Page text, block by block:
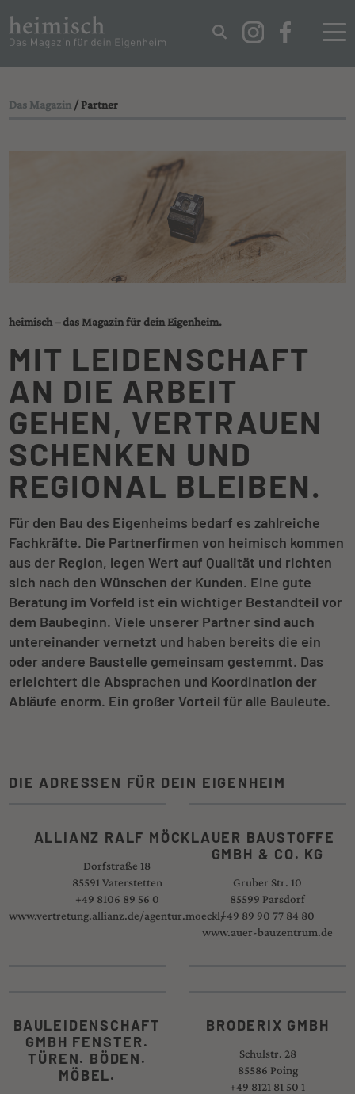
DATENSCHUTZ
Das Magazin / Partner
heimisch – das Magazin für dein Eigenheim.
MIT LEIDENSCHAFT
AN DIE ARBEIT
GEHEN, VERTRAUEN
SCHENKEN UND
REGIONAL BLEIBEN.
Für den Bau des Eigenheims bedarf es zahlreiche
Fachkräfte. Die Partnerfirmen von heimisch kommen
aus der Region, legen Wert auf Qualität und richten
sich nach den Wünschen der Kunden. Eine gute
Beratung im Vorfeld ist ein wichtiger Bestandteil vor
dem Baubeginn. Viele unserer Partner sind auch
untereinander vernetzt und haben bereits die ein
oder andere Baustelle gemeinsam gestemmt. Das
erleichtert die Absprachen und Koordination der
Abläufe enorm. Ein großer Vorteil für alle Bauleute.
DIE ADRESSEN FÜR DEIN EIGENHEIM
ALLIANZ RALF MÖCKL
Dorfstraße 18
85591 Vaterstetten
+49 8106 89 56 0
www.vertretung.allianz.de/agentur.moeckl/
AUER BAUSTOFFE
GMBH & CO. KG
Gruber Str. 10
85599 Parsdorf
+49 89 90 77 84 80
www.auer-bauzentrum.de
BAULEIDENSCHAFT
GMBH FENSTER.
TÜREN. BÖDEN.
MÖBEL.
BRODERIX GMBH
Schulstr. 28
85586 Poing
+49 8121 81 50 1